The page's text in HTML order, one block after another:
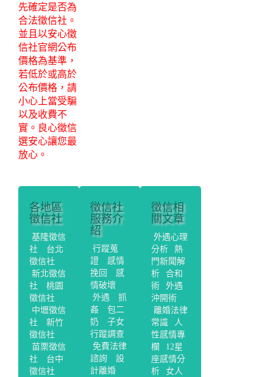
先確定是否為
合法徵信社。
並且以安心徵
信社官網公布
價格為基準，
若低於或高於
公布價格，請
小心上當受騙
以及收費不
實。良心徵信
選安心讓您最
放心。
各地區
徵信社
基隆徵信
社
台北
徵信社
新北徵信
社
桃園
徵信社
中壢徵信
社
新竹
徵信社
苗栗徵信
社
台中
徵信社
徵信社
服務介
紹
行蹤蒐
證
感情
挽回
感
情破壞
外遇
抓
姦
包二
奶
子女
行蹤調查
免費法律
諮詢
設
計離婚
徵信相
關文章
外遇心理
分析
熱
門新聞解
析
合和
術
外遇
沖開術
離婚法律
常識
人
性感情專
欄
12星
座感情分
析
女人